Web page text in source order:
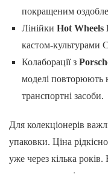
покращеним
Лінійки Hot Wheels
кастом-
Колаборації з
моделі повторюють
транспортні засоби.
Для колекціонерів
упаковки. Ціна
уже через кілька